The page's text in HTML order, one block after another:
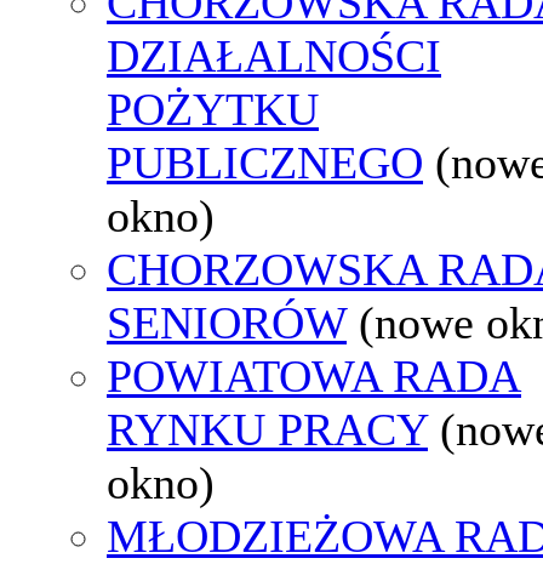
DZIAŁALNOŚCI
POŻYTKU
PUBLICZNEGO
okno)
CHORZOWSKA
SENIORÓW (nowe
POWIATOWA RADA
RYNKU PRACY
okno)
MŁODZIEŻOWA